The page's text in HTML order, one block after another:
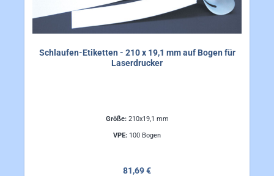
Schlaufen-Etiketten - 210 x 19,1 mm auf Bogen für
Laserdrucker
Größe: 210x19,1 mm
VPE: 100 Bogen
Regulärer Preis:
81,69 €